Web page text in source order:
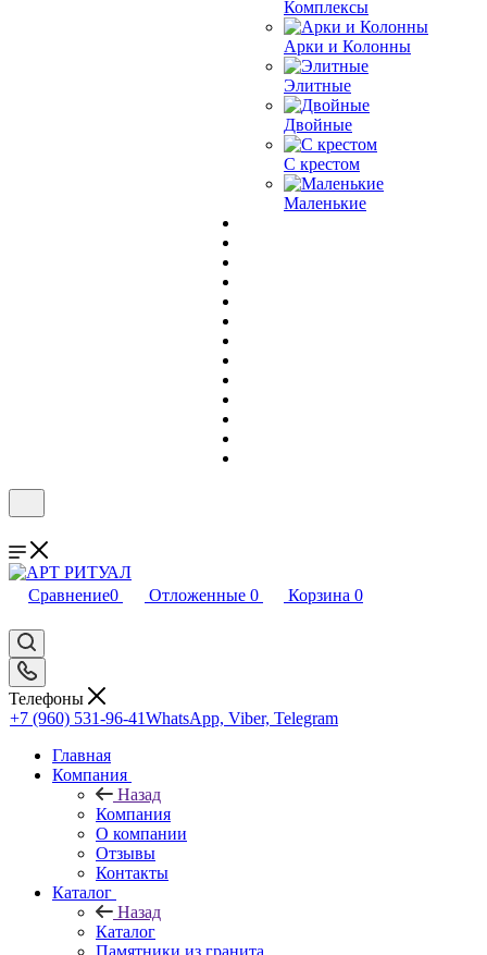
Комплексы
Арки и Колонны
Элитные
Двойные
С крестом
Маленькие
Сравнение0 Отложенные 0 Корзина 0
Телефоны
+7 (960) 531-96-41WhatsApp, Viber, Telegram
Главная
Компания
Назад
Компания
О компании
Отзывы
Контакты
Каталог
Назад
Каталог
Памятники из гранита